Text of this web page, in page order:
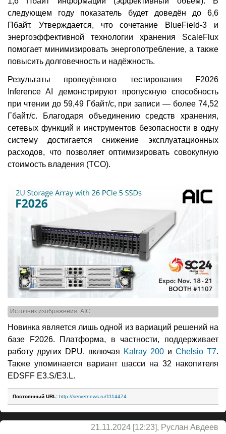
следующем году показатель будет доведён до 6,6
Пбайт. Утверждается, что сочетание BlueField-3 и
энергоэффективной технологии хранения ScaleFlux
помогает минимизировать энергопотребление, а также
повысить долговечность и надёжность.
Результаты проведённого тестирования F2026
Inference AI демонстрируют пропускную способность
при чтении до 59,49 Гбайт/с, при записи — более 74,52
Гбайт/с. Благодаря объединению средств хранения,
сетевых функций и инструментов безопасности в одну
систему достигается снижение эксплуатационных
расходов, что позволяет оптимизировать совокупную
стоимость владения (TCO).
Источник изображения: AIC
Новинка является лишь одной из вариаций решений на
базе F2026. Платформа, в частности, поддерживает
работу других DPU, включая Kalray 200 и Chelsio T7.
Также упоминается вариант шасси на 32 накопителя
EDSFF E3.S/E3.L.
Постоянный URL: http://servernews.ru/1114474
21.11.2024 [12:23], Руслан Авдеев